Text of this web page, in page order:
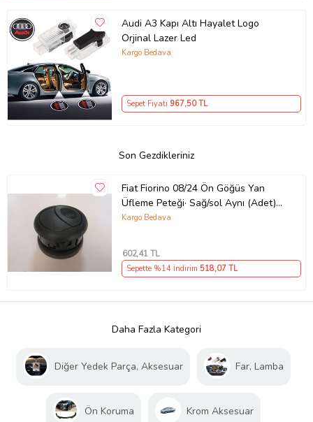
Audi A3 Kapı Altı Hayalet Logo
Orjinal Lazer Led
Kargo Bedava
Sepet Fiyatı 967,50 TL
Son Gezdikleriniz
Fiat Fiorino 08/24 Ön Göğüs Yan
Üfleme Peteği· Sağ/sol Aynı (Adet)
(Di·fi·zör)
Kargo Bedava
602,41 TL
Sepette %14 İndirim 518,07 TL
Daha Fazla Kategori
Diğer Yedek Parça, Aksesuar Far, Lamba
Ön Koruma Krom Aksesuar